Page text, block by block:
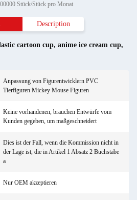
Stück/Stück pro Monat
Description
cartoon cup, anime ice cream cup,
Anpassung von Figurentwicklern PVC
Tierfiguren Mickey Mouse Figuren
Keine vorhandenen, brauchen Entwürfe vom
Kunden gegeben, um maßgeschneidert
Dies ist der Fall, wenn die Kommission nicht in
der Lage ist, die in Artikel 1 Absatz 2 Buchstabe
a
Nur OEM akzeptieren